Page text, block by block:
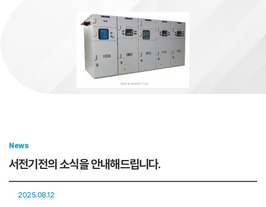
News
서전기전의 소식을 안내해드립니다.
2025.08.12